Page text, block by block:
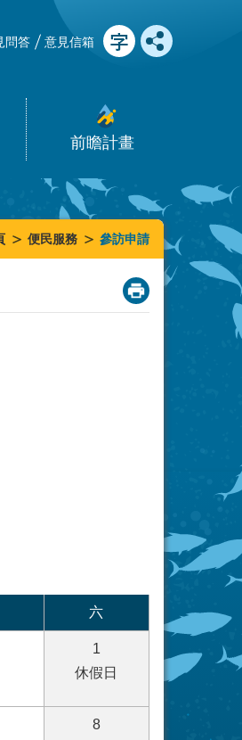
問答 意見信箱
前瞻計畫
便民服務 參訪申請
_
六
1
休假日
8